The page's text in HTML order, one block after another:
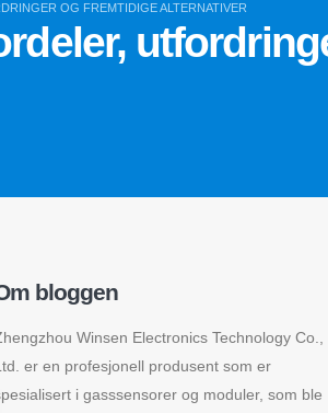
OG FREMTIDIGE ALTERNATIVER
bloggen
Winsen Electronics Technology Co.,
er en profesjonell produsent som er
i gasssensorer og moduler, som ble